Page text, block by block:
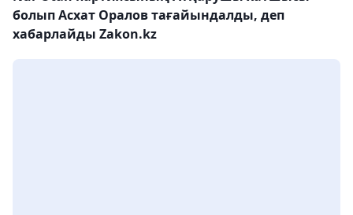
болып Асхат Оралов тағайындалды, деп
хабарлайды Zakon.kz